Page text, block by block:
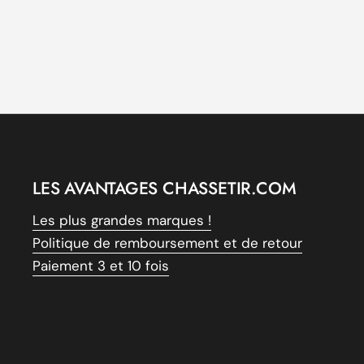
LES AVANTAGES CHASSETIR.COM
Les plus grandes marques !
Politique de remboursement et de retour
Paiement 3 et 10 fois